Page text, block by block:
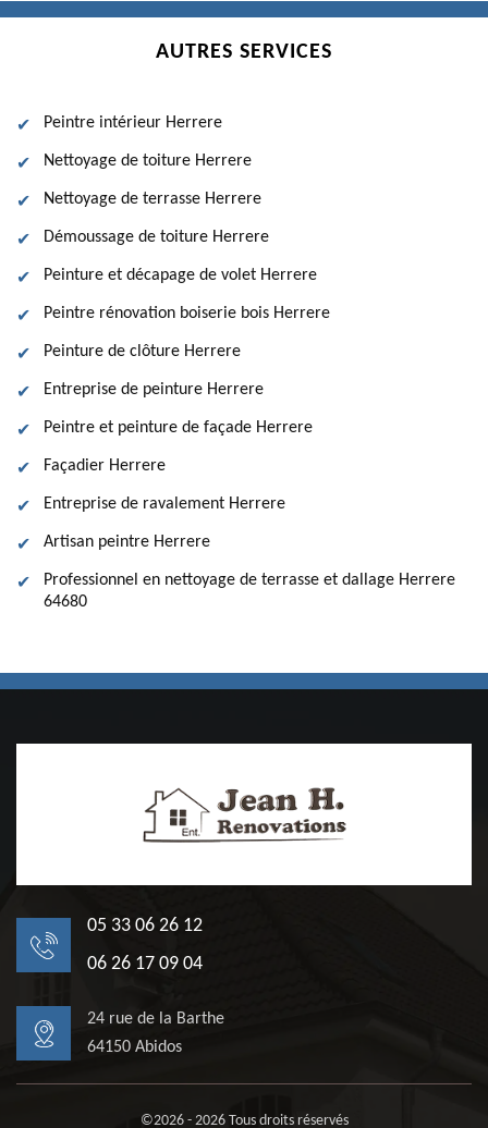
AUTRES SERVICES
Peintre intérieur Herrere
Nettoyage de toiture Herrere
Nettoyage de terrasse Herrere
Démoussage de toiture Herrere
Peinture et décapage de volet Herrere
Peintre rénovation boiserie bois Herrere
Peinture de clôture Herrere
Entreprise de peinture Herrere
Peintre et peinture de façade Herrere
Façadier Herrere
Entreprise de ravalement Herrere
Artisan peintre Herrere
Professionnel en nettoyage de terrasse et dallage Herrere
64680
05 33 06 26 12
06 26 17 09 04
24 rue de la Barthe
64150 Abidos
©2026 - 2026 Tous droits réservés